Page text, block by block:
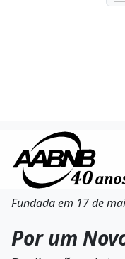
Fundada em 17 de
Por um